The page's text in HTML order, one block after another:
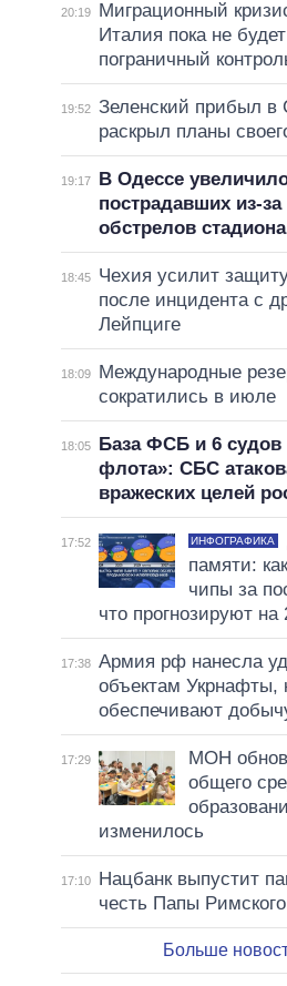
20:19
Миграционный
Италия пока не
пограничный
19:52 Зеленский прибыл в
раскрыл планы
19:17
В Одессе
пострадавших из-за
обстрелов
18:45
Чехия усилит
после инцидента с
Лейпциге
18:09
Международные
сократились в июле
18:05
База ФСБ и 6 судов
флота»: СБС
вражеских целей
17:52 ИНФОГРАФИКА
памяти:
чипы за
что прогнозируют на
17:38 Армия рф нанесла
объектам Укрнафты,
обеспечивают
17:29
МОН
общего
изменилось
17:10
Нацбанк выпустит
честь Папы
Больше